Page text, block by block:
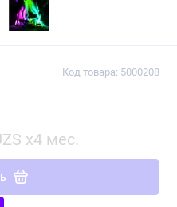
Код товара: 5000208
x4 мес.